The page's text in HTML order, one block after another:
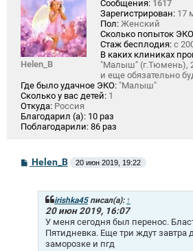
Helen_B
Сообщения: 1617
Зарегистрирован: 17
Пол: Женский
Сколько попыток
Стаж бесплодия: с
В каких клиниках
"Малыш" (г.Тюмень),
и еще обязательно
Где было удачное ЭКО: "Малыш"
Сколько у вас детей: 1
Откуда: Россия
Благодарил (а): 10 раз
Поблагодарили: 86 раз
СHelen_B 20 июн 2019, 19:22
irishka45писал(а): ↑
20 июн 2019, 16:07
У меня сегодня был перенос.
Пятидневка. Еще три ждут завтра
заморозке и пгд